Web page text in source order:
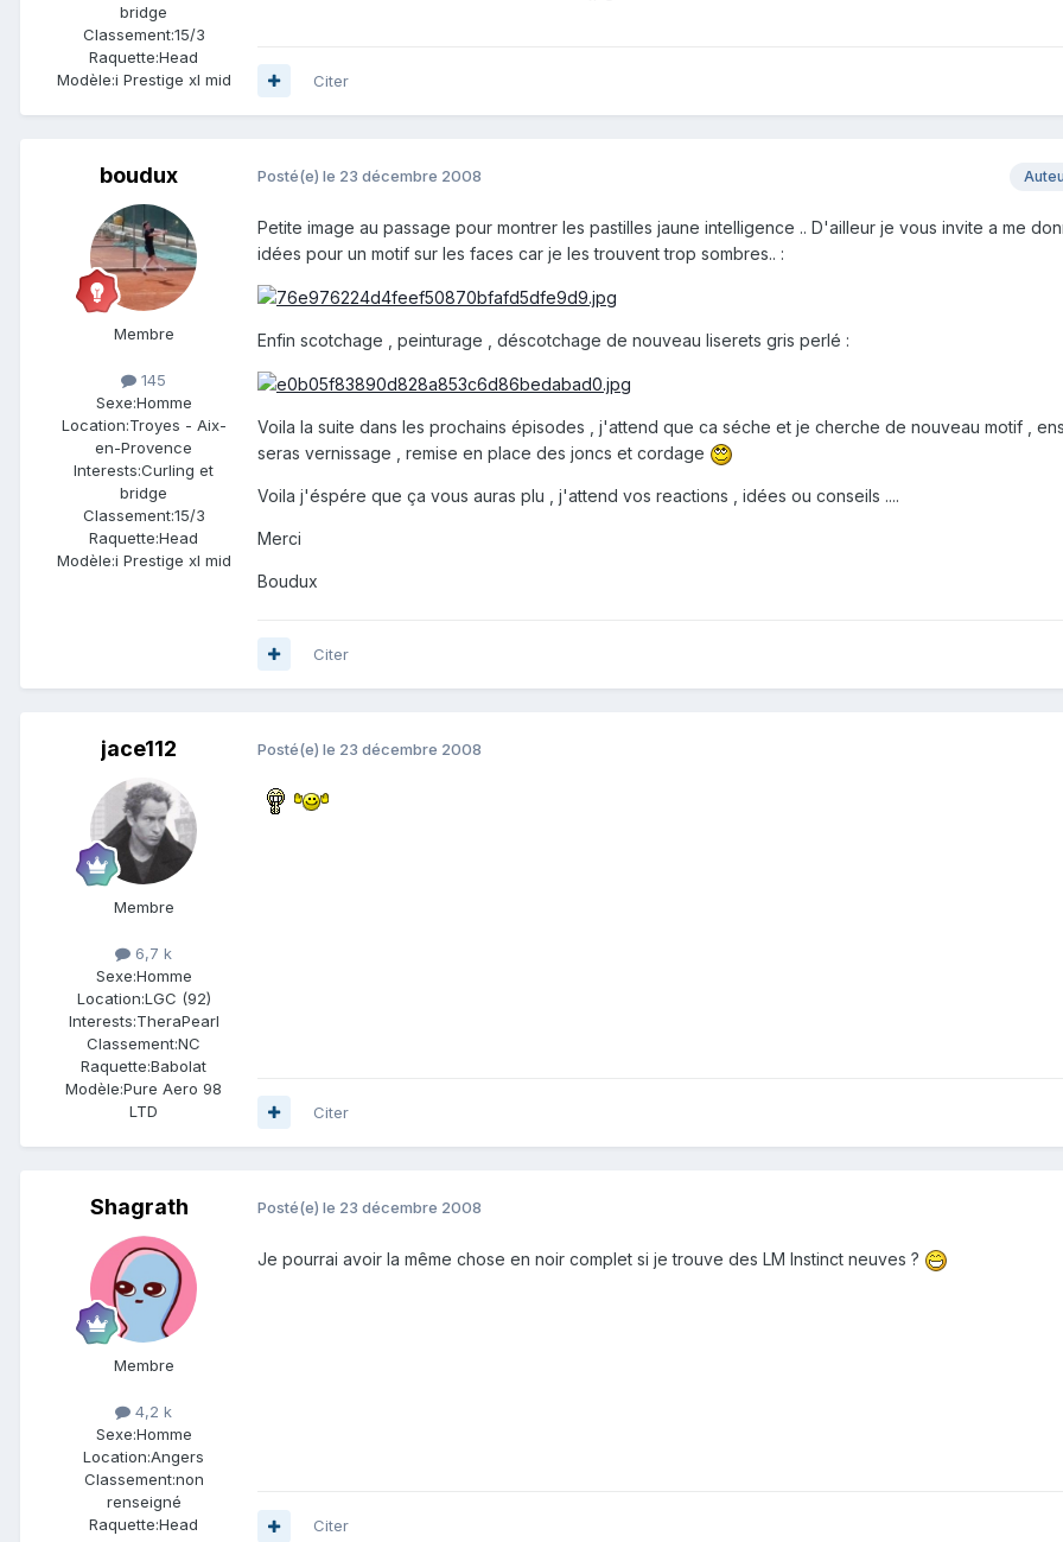
bridge
Classement:15/3
Raquette:Head
Modèle:i Prestige xl mid Citer
boudux
Membre
145
Sexe:Homme
Location:Troyes - Aix-
en-Provence
Interests:Curling et
bridge
Classement:15/3
Raquette:Head
Modèle:i Prestige xl mid
Posté(e) le 23 décembre 2008
Petite image au passage pour montrer les pastilles jaune intelligence .. D'ailleur je vous invite a me
idées pour un motif sur les faces car je les trouvent trop sombres.. :
Enfin scotchage , peinturage , déscotchage de nouveau liserets gris perlé :
Voila la suite dans les prochains épisodes , j'attend que ca séche et je cherche de nouveau motif ,
seras vernissage , remise en place des joncs et cordage
Voila j'éspére que ça vous auras plu , j'attend vos reactions , idées ou conseils ....
Merci
Boudux
Citer
jace112
Membre
6,7 k
Sexe:Homme
Location:LGC (92)
Interests:TheraPearl
Classement:NC
Raquette:Babolat
Modèle:Pure Aero 98
LTD
Posté(e) le 23 décembre 2008
Citer
Shagrath
Membre
4,2 k
Sexe:Homme
Location:Angers
Classement:non
renseigné
Raquette:Head
Posté(e) le 23 décembre 2008
Je pourrai avoir la même chose en noir complet si je trouve des LM Instinct neuves ?
Citer